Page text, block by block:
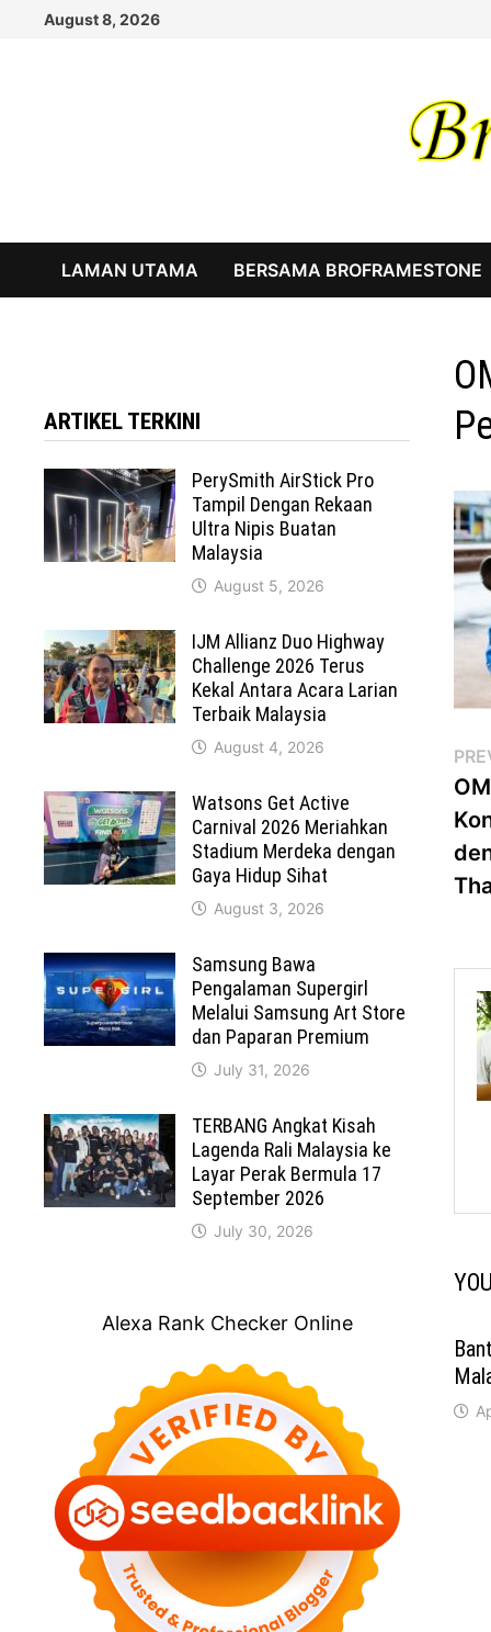
August 8, 2026
LAMAN UTAMA BERSAMA BROFRAMESTONE
ARTIKEL TERKINI
PerySmith AirStick Pro
Tampil Dengan Rekaan
Ultra Nipis Buatan
Malaysia
August 5, 2026
IJM Allianz Duo Highway
Challenge 2026 Terus
Kekal Antara Acara Larian
Terbaik Malaysia
August 4, 2026
Watsons Get Active
Carnival 2026 Meriahkan
Stadium Merdeka dengan
Gaya Hidup Sihat
August 3, 2026
Samsung Bawa
Pengalaman Supergirl
Melalui Samsung Art Store
dan Paparan Premium
July 31, 2026
TERBANG Angkat Kisah
Lagenda Rali Malaysia ke
Layar Perak Bermula 17
September 2026
July 30, 2026
Alexa Rank Checker Online